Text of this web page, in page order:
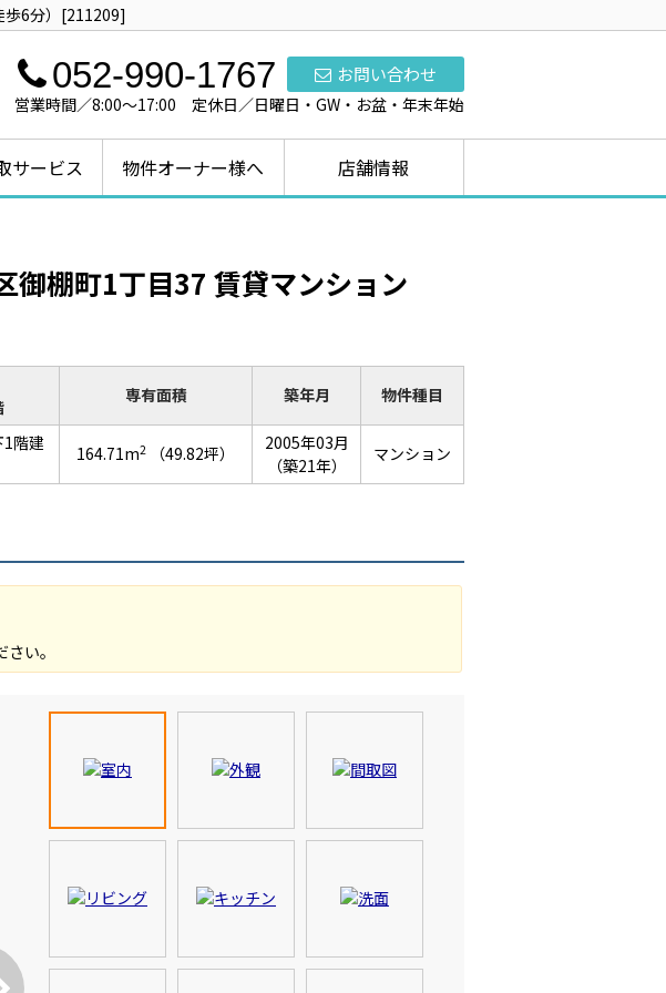
歩6分）[211209]
お問い合わせ
052-990-1767
営業時間／8:00～17:00 定休日／日曜日・GW・お盆・年末年始
サービス 物件オーナー様へ 店舗情報
御棚町1丁目37 賃貸マンション
専有面積 築年月 物件種目
階建
164.71m2 （49.82坪）
2005年03月
（築21年）
マンション
い。